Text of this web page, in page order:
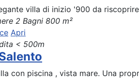
villa di inizio '900 da riscoprire
2 Bagni 800 m²
Apri
< 500m
con piscina , vista mare. Una